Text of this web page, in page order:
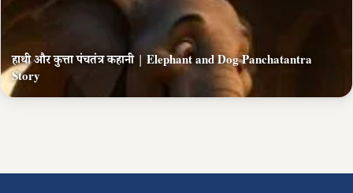
हाथी और कुत्ता पंचतंत्र कहानी | Elephant and Dog Panchatantra
Story